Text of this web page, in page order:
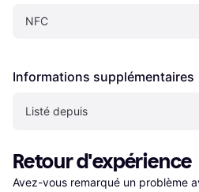
NFC
Informations supplémentaires
Listé depuis
Retour d'expérience
Avez-vous remarqué un problème